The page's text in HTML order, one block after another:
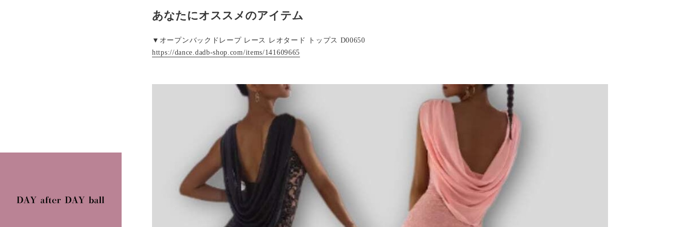
あなたにオススメのアイテム
▼オープンバックドレープ レース レオタード トップス D00650
https://dance.dadb-shop.com/items/141609665